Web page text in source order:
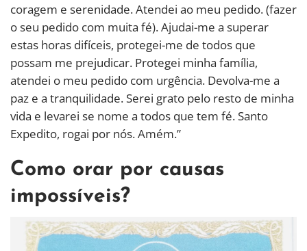
coragem e serenidade. Atendei ao meu pedido. (fazer
o seu pedido com muita fé). Ajudai-me a superar
estas horas difíceis, protegei-me de todos que
possam me prejudicar. Protegei minha família,
atendei o meu pedido com urgência. Devolva-me a
paz e a tranquilidade. Serei grato pelo resto de minha
vida e levarei se nome a todos que tem fé. Santo
Expedito, rogai por nós. Amém.”
Como orar por causas
impossíveis?